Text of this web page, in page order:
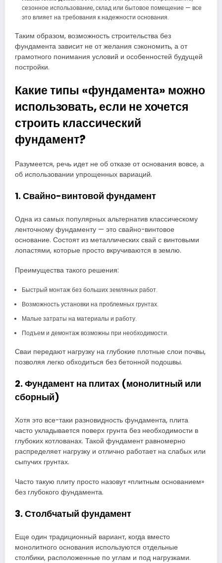
сезонное использование, склад или бытовое помещение — все
это влияет на требования к надежности основания.
Таким образом, возможность строительства без
фундамента зависит не от желания сэкономить, а от
грамотного понимания условий и особенностей будущей
постройки.
Какие типы «фундамента» можно
использовать, если не хочется
строить классический
фундамент?
Разумеется, речь идет не об отказе от основания вовсе, а
об использовании упрощенных вариаций.
1. Свайно-винтовой фундамент
Одна из самых популярных альтернатив классическому
ленточному фундаменту — это свайно-винтовое
основание. Состоят из металлических свай с винтовыми
лопастями, которые просто вкручиваются в землю.
Преимущества такого решения:
Быстрый монтаж без больших земляных работ.
Возможность установки на проблемных грунтах.
Малые затраты на материалы и работу.
Подъем и демонтаж возможны при необходимости.
Сваи передают нагрузку на глубокие плотные слои почвы,
позволяя легко обходиться без бетонной подошвы.
2. Фундамент на плитах (монолитный или
сборный)
Хотя это все-таки разновидность фундамента, плита
часто укладывается поверх грунта без необходимости в
глубоких котлованах. Такой фундамент равномерно
распределяет нагрузку и отлично работает на слабых или
сыпучих грунтах.
Часто такую плиту просто назовут «плитным основанием»
без глубокого фундамента.
3. Столбчатый фундамент
Еще один традиционный вариант, когда вместо
монолитного основания используются отдельные
столбики, расположенные по углам и под нагрузками.